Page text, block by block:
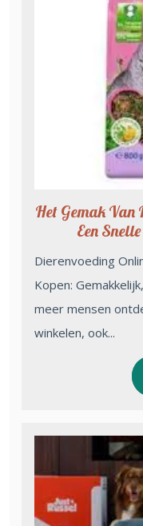
Het Gemak Van
Een
Dierenvoeding
Kopen:
meer mensen
winkelen, ook...